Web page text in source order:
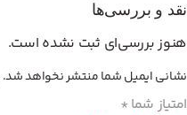
نقد و بررسی‌ها
هنوز بررسی‌ای ثبت نشده است.
نشانی ایمیل شما منتشر نخواهد شد.
امتیاز شما *